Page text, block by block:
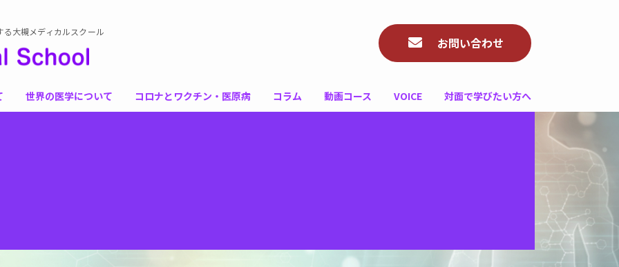
大槻メディカルスクール
お問い合わせ
世界の医学について コロナとワクチン・医原病 コラム 動画コース VOICE 対面で学びたい方へ